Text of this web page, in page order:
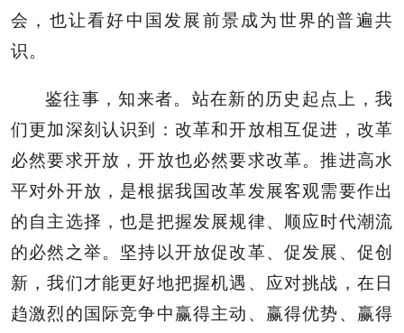
会，也让看好中国发展前景成为世界的普遍共
识。
鉴往事，知来者。站在新的历史起点上，我
们更加深刻认识到：改革和开放相互促进，改革
必然要求开放，开放也必然要求改革。推进高水
平对外开放，是根据我国改革发展客观需要作出
的自主选择，也是把握发展规律、顺应时代潮流
的必然之举。坚持以开放促改革、促发展、促创
新，我们才能更好地把握机遇、应对挑战，在日
趋激烈的国际竞争中赢得主动、赢得优势、赢得